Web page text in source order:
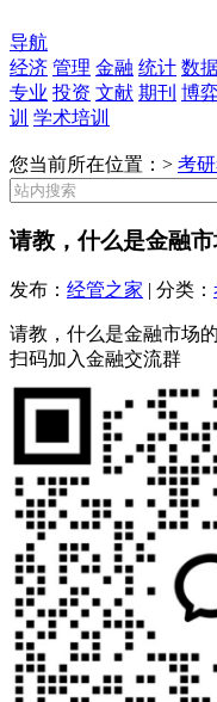
导航
经济 管理 金融 统计 数
专业 投资 文献 期刊 博
训 学术培训
您当前所在位置：> 考
请教，什么是金融
发布： 经管之家 | 分类：
请教，什么是金融市场
扫码加入金融交流群